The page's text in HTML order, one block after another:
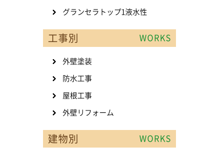
グランセラトップ1液水性
工事別 WORKS
外壁塗装
防水工事
屋根工事
外壁リフォーム
建物別 WORKS